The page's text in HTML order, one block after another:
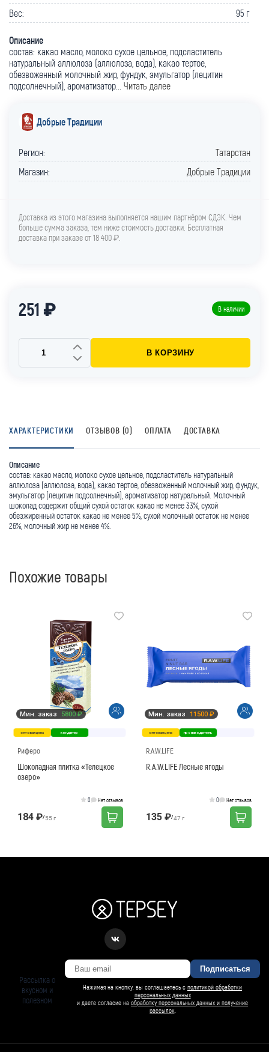
Вес:
95 г
Описание
состав: какао масло, молоко сухое цельное, подсластитель
натуральный аллюлоза (аллюлоза, вода), какао тертое,
обезвоженный молочный жир, фундук, эмульгатор (лецитин
подсолнечный), ароматизатор... Читать далее
Добрые Традиции
Регион:
Татарстан
Магазин:
Добрые Традиции
Доставка из этого магазина выполняется нашим партнёром СДЭК. Чем
больше сумма заказа, тем ниже стоимость доставки. Бесплатная
доставка при заказе от 18 400 ₽.
251 ₽ В наличии
В КОРЗИНУ
ХАРАКТЕРИСТИКИ ОТЗЫВОВ (0) ОПЛАТА ДОСТАВКА
Описание
состав: какао масло, молоко сухое цельное, подсластитель натуральный
аллюлоза (аллюлоза, вода), какао тертое, обезвоженный молочный жир, фундук,
эмульгатор (лецитин подсолнечный), ароматизатор натуральный. Молочный
шоколад содержит общий сухой остаток какао не менее 33%, сухой
обезжиренный остаток какао не менее 5%, сухой молочный остаток не менее
26%, молочный жир не менее 4%.
Похожие товары
Мин. заказ 5800 ₽
оптовая цена кондитер
Риферо
Шоколадная плитка «Телецкое
озеро»
0 Нет отзывов
184 ₽/55 г
Мин. заказ 11500 ₽
оптовая цена производитель
R.A.W.LIFE
R.A.W.LIFE Лесные ягоды
0 Нет отзывов
135 ₽/47 г
Рассылка о
вкусном и
полезном
Подписаться
Нажимая на кнопку, вы соглашаетесь с политикой обработки
персональных данных
и даете согласие на обработку персональных данных и получение
рассылок